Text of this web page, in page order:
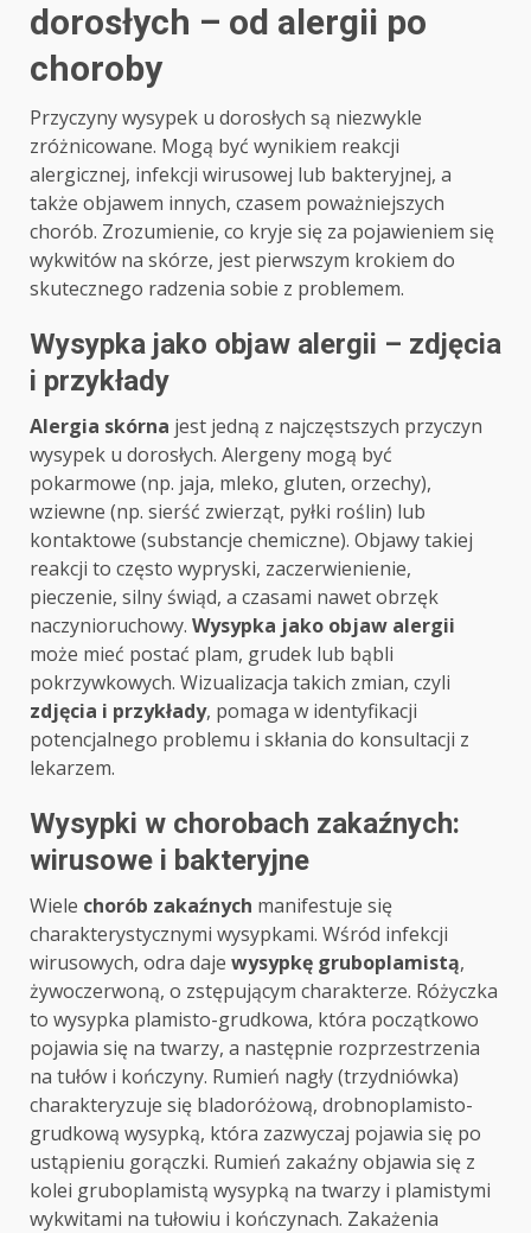
dorosłych – od alergii po
choroby
Przyczyny wysypek u dorosłych są niezwykle
zróżnicowane. Mogą być wynikiem reakcji
alergicznej, infekcji wirusowej lub bakteryjnej, a
także objawem innych, czasem poważniejszych
chorób. Zrozumienie, co kryje się za pojawieniem się
wykwitów na skórze, jest pierwszym krokiem do
skutecznego radzenia sobie z problemem.
Wysypka jako objaw alergii – zdjęcia
i przykłady
Alergia skórna jest jedną z najczęstszych przyczyn
wysypek u dorosłych. Alergeny mogą być
pokarmowe (np. jaja, mleko, gluten, orzechy),
wziewne (np. sierść zwierząt, pyłki roślin) lub
kontaktowe (substancje chemiczne). Objawy takiej
reakcji to często wypryski, zaczerwienienie,
pieczenie, silny świąd, a czasami nawet obrzęk
naczynioruchowy. Wysypka jako objaw alergii
może mieć postać plam, grudek lub bąbli
pokrzywkowych. Wizualizacja takich zmian, czyli
zdjęcia i przykłady, pomaga w identyfikacji
potencjalnego problemu i skłania do konsultacji z
lekarzem.
Wysypki w chorobach zakaźnych:
wirusowe i bakteryjne
Wiele chorób zakaźnych manifestuje się
charakterystycznymi wysypkami. Wśród infekcji
wirusowych, odra daje wysypkę gruboplamistą,
żywoczerwoną, o zstępującym charakterze. Różyczka
to wysypka plamisto-grudkowa, która początkowo
pojawia się na twarzy, a następnie rozprzestrzenia
na tułów i kończyny. Rumień nagły (trzydniówka)
charakteryzuje się bladoróżową, drobnoplamisto-
grudkową wysypką, która zazwyczaj pojawia się po
ustąpieniu gorączki. Rumień zakaźny objawia się z
kolei gruboplamistą wysypką na twarzy i plamistymi
wykwitami na tułowiu i kończynach. Zakażenia